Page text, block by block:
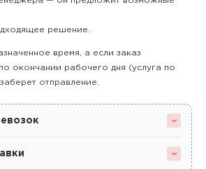
решение.
время, а если заказ
окончании рабочего дня (услуга по
отправление.